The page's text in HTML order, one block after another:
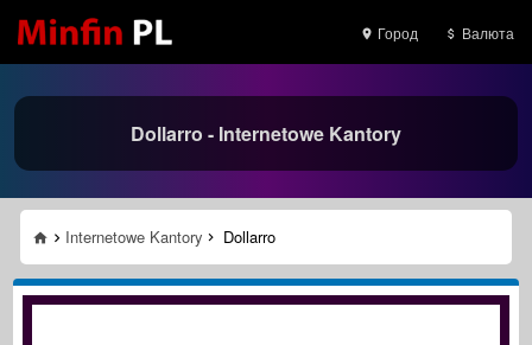
Город Валюта
Dollarro - Internetowe Kantory
Internetowe Kantory Dollarro